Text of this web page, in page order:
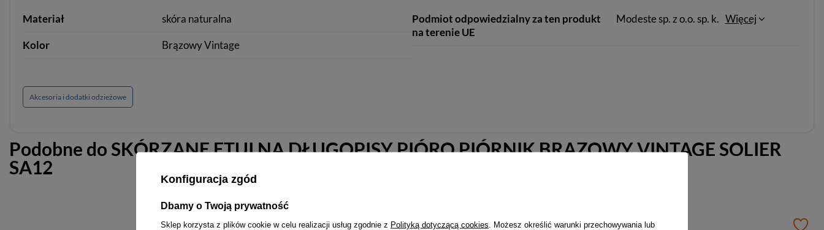
Materiał skóra naturalna
Kolor Brązowy Vintage
Podmiot odpowiedzialny za ten produkt
na terenie UE
Modeste sp. z o.o. sp. k. Więcej
Akcesoria i dodatki odzieżowe
Podobne doSKÓRZANE ETUI NA DŁUGOPISY PIÓRO PIÓRNIK BRĄZOWY VINTAGE SOLIER
SA12
Konfiguracja zgód
Dbamy o Twoją prywatność
Sklep korzysta z plików cookie w celu realizacji usług zgodnie z Polityką dotyczącą cookies . Możesz określić warunki przechowywania lub